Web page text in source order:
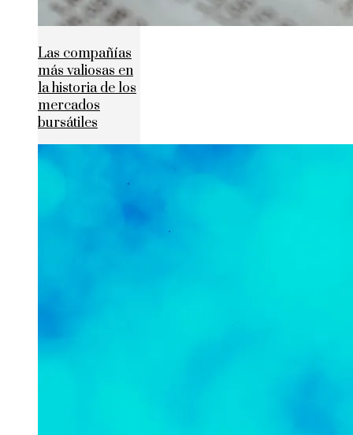
Las compañías
más valiosas en
la historia de los
mercados
bursátiles